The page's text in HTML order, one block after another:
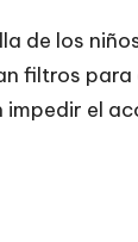
de los
filtros
impedir el